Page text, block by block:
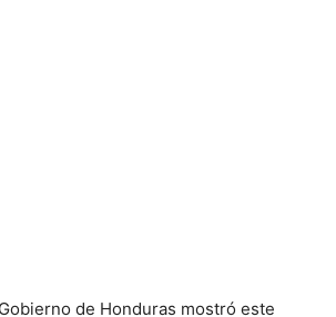
de Honduras mostró este